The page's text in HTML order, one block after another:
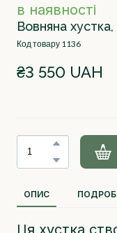
в наявності
Вовняна хустка,
Код товару 1136
₴3 550 UAH
ОПИС
Ця хустка